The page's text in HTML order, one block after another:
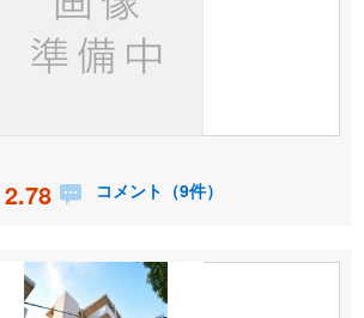
2.78 コメント（9件）